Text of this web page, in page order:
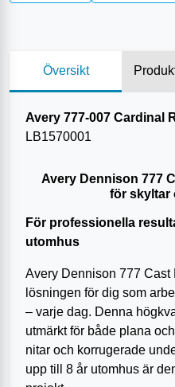
Översikt
Avery 777-007 Cardinal
LB1570001
Avery Dennison 777
för skyltar
För professionella
utomhus
Avery Dennison 777 Cast
lösningen för dig som
– varje dag. Denna
utmärkt för både plana
nitar och korrugerade
upp till 8 år utomhus är